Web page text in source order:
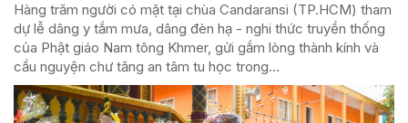
Hàng trăm người có mặt tại chùa Candaransi (TP.HCM) tham
dự lễ dâng y tắm mưa, dâng đèn hạ - nghi thức truyền thống
của Phật giáo Nam tông Khmer, gửi gắm lòng thành kính và
cầu nguyện chư tăng an tâm tu học trong...